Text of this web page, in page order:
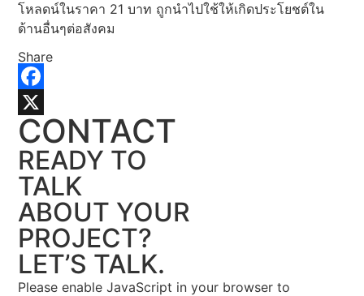
โหลดน์ในราคา 21 บาท ถูกนำไปใช้ให้เกิดประโยชต์ใน
ด้านอื่นๆต่อสังคม
Share
Facebook
X
CONTACT
READY TO
TALK
ABOUT YOUR
PROJECT?
LET’S TALK.
Please enable JavaScript in your browser to